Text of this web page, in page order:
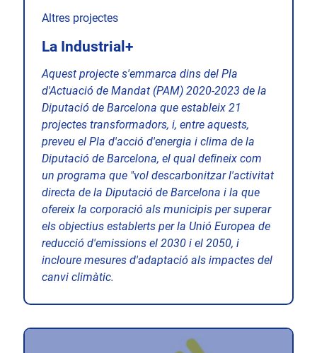
Altres projectes
La Industrial+
Aquest projecte s'emmarca dins del Pla
d'Actuació de Mandat (PAM) 2020-2023 de la
Diputació de Barcelona que estableix 21
projectes transformadors, i, entre aquests,
preveu el Pla d'acció d'energia i clima de la
Diputació de Barcelona, el qual defineix com
un programa que "vol descarbonitzar l'activitat
directa de la Diputació de Barcelona i la que
ofereix la corporació als municipis per superar
els objectius establerts per la Unió Europea de
reducció d'emissions el 2030 i el 2050, i
incloure mesures d'adaptació als impactes del
canvi climàtic.